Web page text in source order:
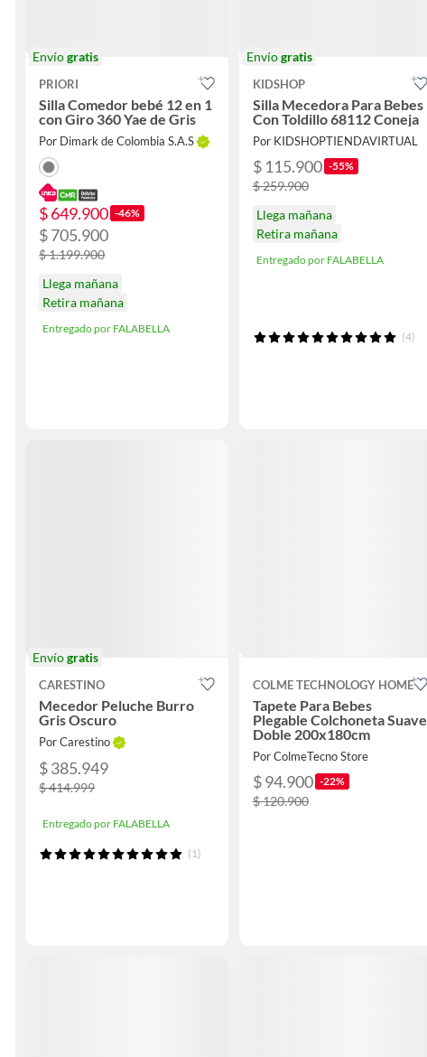
Envíogratis
PRIORI
Silla Comedor bebé 12 en 1
con Giro 360 Yae de Gris
Por Dimark de Colombia S.A.S
$ 649.900 -46%
$ 705.900
$ 1.199.900
Llega mañana
Retira mañana
Entregado por FALABELLA
Envíogratis
KIDSHOP
Silla Mecedora Para Bebes
Con Toldillo 68112 Coneja
Por KIDSHOPTIENDAVIRTUAL
$ 115.900 -55%
$ 259.900
Llega mañana
Retira mañana
Entregado por FALABELLA
(4)
Envíogratis
CARESTINO
Mecedor Peluche Burro
Gris Oscuro
Por Carestino
$ 385.949
$ 414.999
Entregado por FALABELLA
(1)
COLME TECHNOLOGY HOME
Tapete Para Bebes
Plegable Colchoneta Suave
Doble 200x180cm
Por ColmeTecno Store
$ 94.900 -22%
$ 120.900